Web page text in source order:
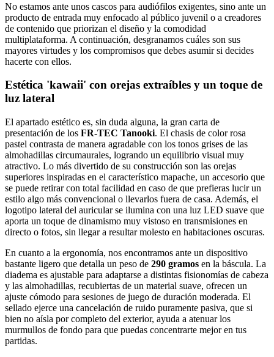
No estamos ante unos cascos para audiófilos exigentes, sino ante un
producto de entrada muy enfocado al público juvenil o a creadores
de contenido que priorizan el diseño y la comodidad
multiplataforma. A continuación, desgranamos cuáles son sus
mayores virtudes y los compromisos que debes asumir si decides
hacerte con ellos.
Estética 'kawaii' con orejas extraíbles y un toque de
luz lateral
El apartado estético es, sin duda alguna, la gran carta de
presentación de los FR-TEC Tanooki. El chasis de color rosa
pastel contrasta de manera agradable con los tonos grises de las
almohadillas circumaurales, logrando un equilibrio visual muy
atractivo. Lo más divertido de su construcción son las orejas
superiores inspiradas en el característico mapache, un accesorio que
se puede retirar con total facilidad en caso de que prefieras lucir un
estilo algo más convencional o llevarlos fuera de casa. Además, el
logotipo lateral del auricular se ilumina con una luz LED suave que
aporta un toque de dinamismo muy vistoso en transmisiones en
directo o fotos, sin llegar a resultar molesto en habitaciones oscuras.
En cuanto a la ergonomía, nos encontramos ante un dispositivo
bastante ligero que detalla un peso de 290 gramos en la báscula. La
diadema es ajustable para adaptarse a distintas fisionomías de cabeza
y las almohadillas, recubiertas de un material suave, ofrecen un
ajuste cómodo para sesiones de juego de duración moderada. El
sellado ejerce una cancelación de ruido puramente pasiva, que si
bien no aísla por completo del exterior, ayuda a atenuar los
murmullos de fondo para que puedas concentrarte mejor en tus
partidas.